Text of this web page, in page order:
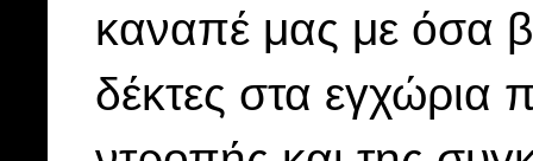
καναπέ μας με όσα
δέκτες στα εγχώρια